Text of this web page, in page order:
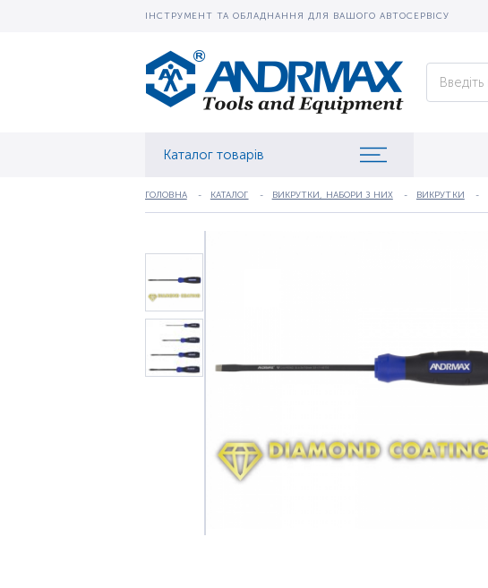
ІНСТРУМЕНТ ТА ОБЛАДНАННЯ ДЛЯ ВАШОГО АВТОСЕРВІСУ
Каталог товарів
ГОЛОВНА КАТАЛОГ ВИКРУТКИ, НАБОРИ З НИХ ВИКРУТКИ